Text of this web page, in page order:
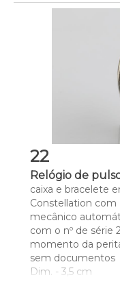
22
Relógio de
caixa e bracelete
Constellation com
mecânico
com o nº de série
momento da
sem documentos
Dim. - 3,5 cm